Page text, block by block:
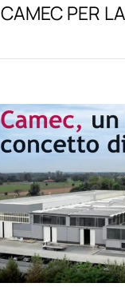
CAMEC PER